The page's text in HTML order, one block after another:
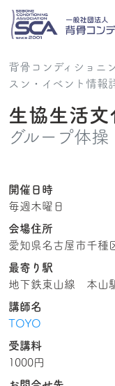
背骨コンディショニ
スン・イベント情報
生協生活
グループ体操
開催日時
毎週木曜日
会場住所
愛知県名古屋市千種
最寄り駅
地下鉄東山線 本山
講師名
TOYO
受講料
1000円